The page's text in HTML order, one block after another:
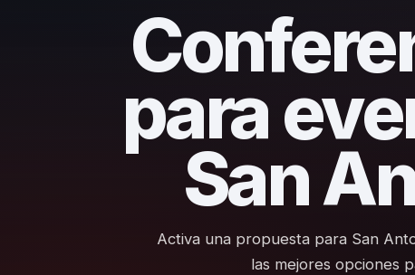
para
San
Activa una propuesta para San
las mejores opciones